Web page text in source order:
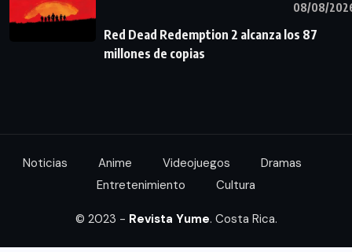
08/08/
Red Dead Redemption 2 alcanza los 87
millones de copias
Noticias Anime Videojuegos
Dramas
Entretenimiento
Cultura
© 2023 - Revista Yume. Costa Rica.